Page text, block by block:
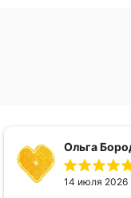
Ольга
14 июля 2026